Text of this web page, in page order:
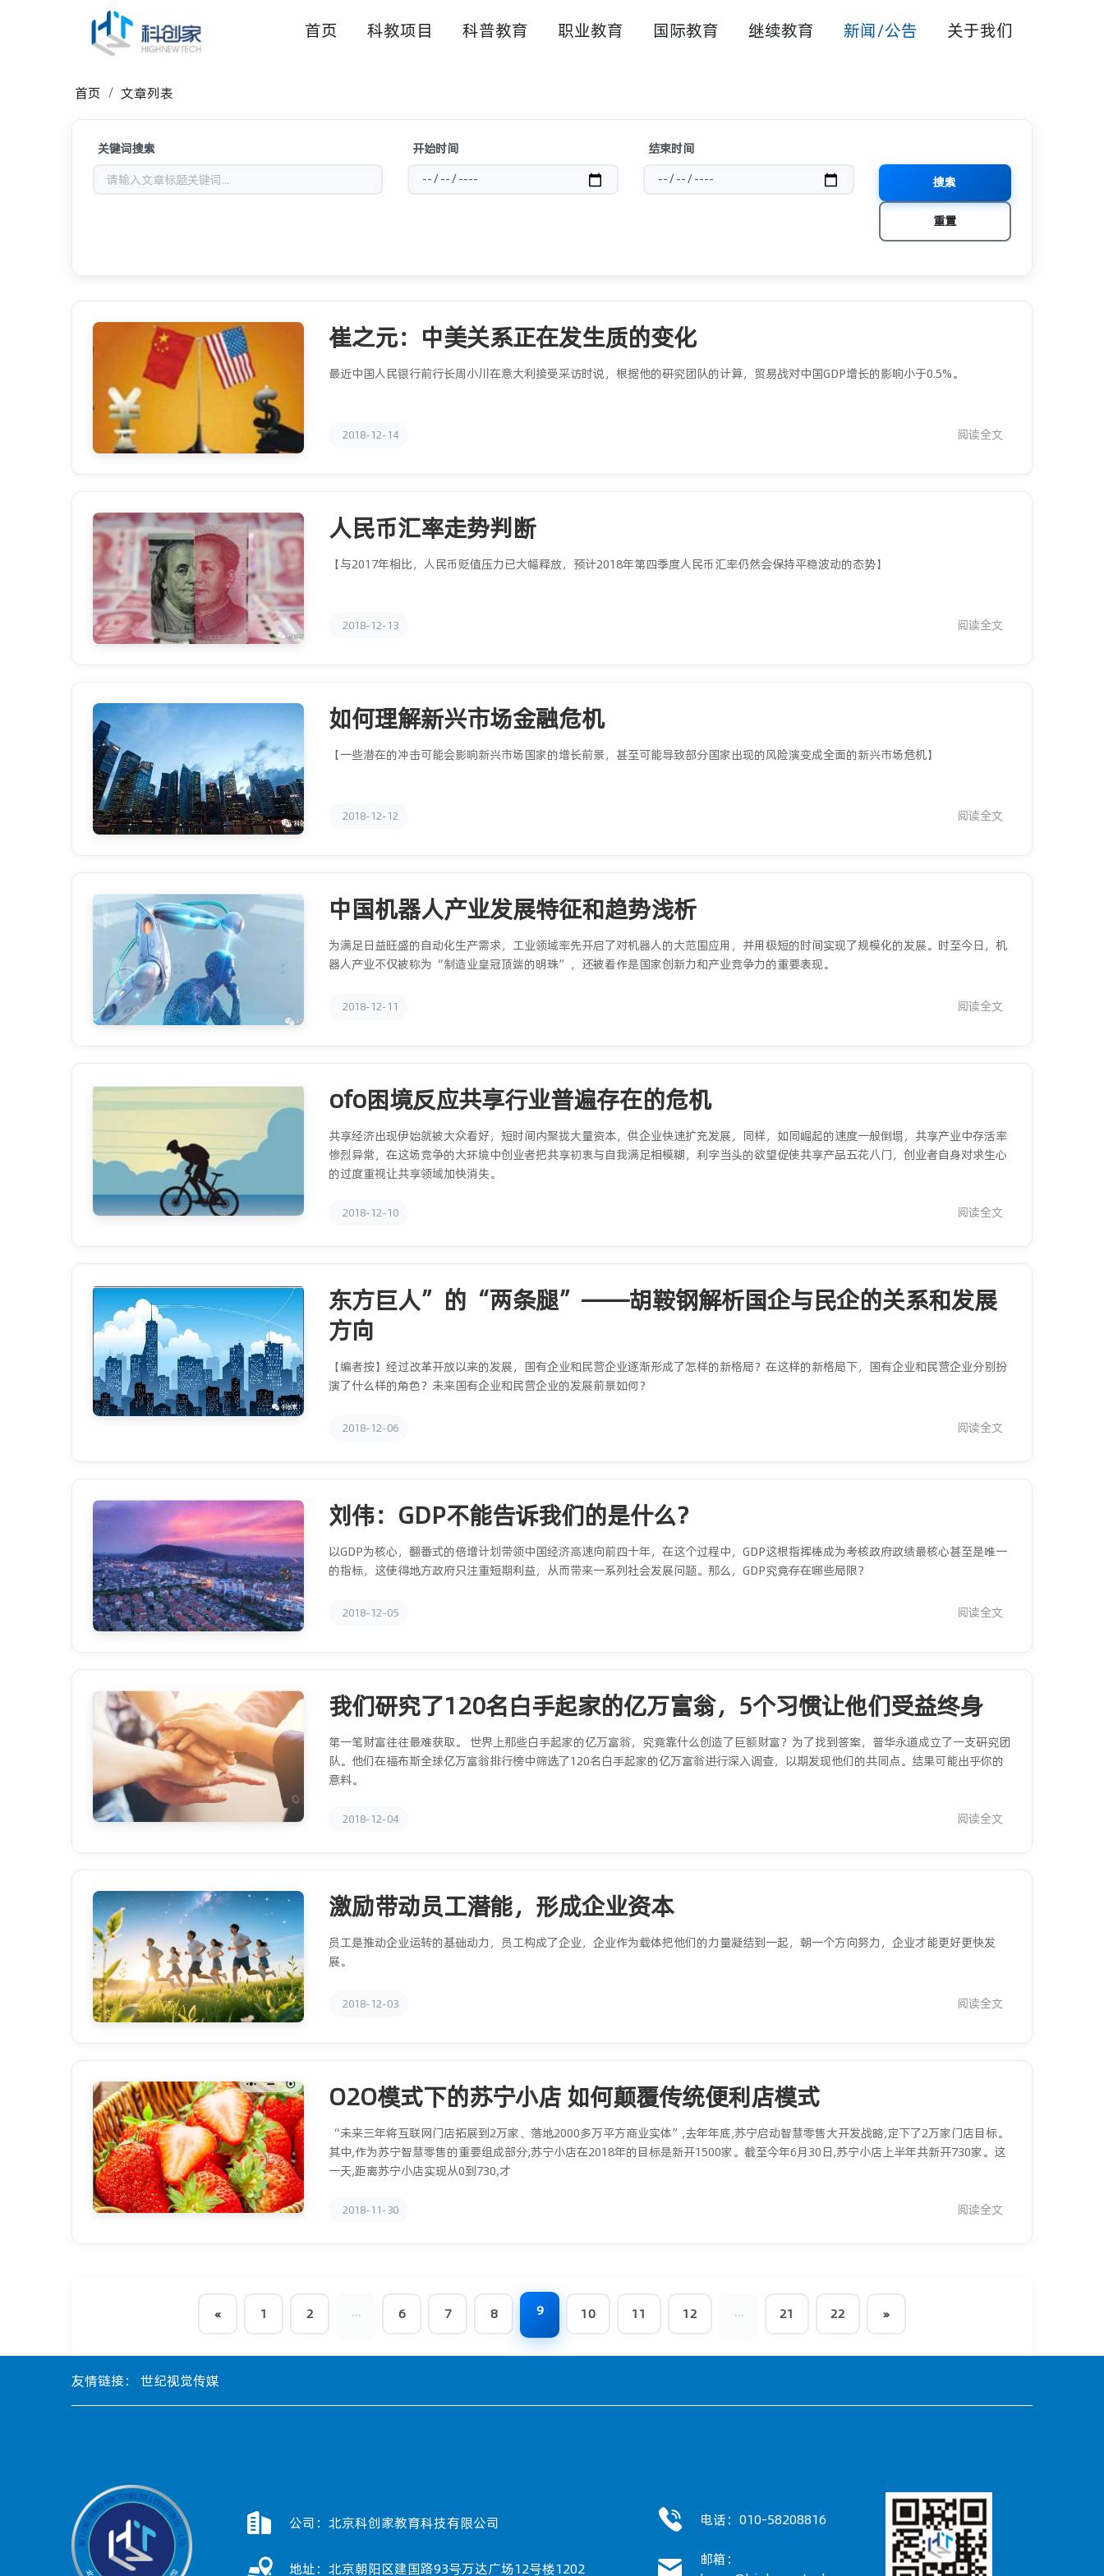
首页 科教项目 科普教育 职业教育 国际教育 继续教育 新闻/公告 关于我们
首页 文章列表
关键词搜索 开始时间 结束时间
搜索
重置
崔之元：中美关系正在发生质的变化
最近中国人民银行前行长周小川在意大利接受采访时说，根据他的研究团队的计算，贸易战对中国GDP增长的影响小于0.5%。
2018-12-14 阅读全文
人民币汇率走势判断
【与2017年相比，人民币贬值压力已大幅释放，预计2018年第四季度人民币汇率仍然会保持平稳波动的态势】
2018-12-13 阅读全文
如何理解新兴市场金融危机
【一些潜在的冲击可能会影响新兴市场国家的增长前景，甚至可能导致部分国家出现的风险演变成全面的新兴市场危机】
2018-12-12 阅读全文
中国机器人产业发展特征和趋势浅析
为满足日益旺盛的自动化生产需求，工业领域率先开启了对机器人的大范围应用，并用极短的时间实现了规模化的发展。时至今日，机
器人产业不仅被称为“制造业皇冠顶端的明珠”，还被看作是国家创新力和产业竞争力的重要表现。
2018-12-11 阅读全文
ofo困境反应共享行业普遍存在的危机
共享经济出现伊始就被大众看好，短时间内聚拢大量资本，供企业快速扩充发展，同样，如同崛起的速度一般倒塌，共享产业中存活率
惨烈异常，在这场竞争的大环境中创业者把共享初衷与自我满足相模糊，利字当头的欲望促使共享产品五花八门，创业者自身对求生心
的过度重视让共享领域加快消失。
2018-12-10 阅读全文
东方巨人”的“两条腿”——胡鞍钢解析国企与民企的关系和发展
方向
【编者按】经过改革开放以来的发展，国有企业和民营企业逐渐形成了怎样的新格局？在这样的新格局下，国有企业和民营企业分别扮
演了什么样的角色？未来国有企业和民营企业的发展前景如何？
2018-12-06 阅读全文
刘伟：GDP不能告诉我们的是什么？
以GDP为核心，翻番式的倍增计划带领中国经济高速向前四十年，在这个过程中，GDP这根指挥棒成为考核政府政绩最核心甚至是唯一
的指标，这使得地方政府只注重短期利益，从而带来一系列社会发展问题。那么，GDP究竟存在哪些局限？
2018-12-05 阅读全文
我们研究了120名白手起家的亿万富翁，5个习惯让他们受益终身
第一笔财富往往最难获取。 世界上那些白手起家的亿万富翁，究竟靠什么创造了巨额财富？为了找到答案，普华永道成立了一支研究团
队。他们在福布斯全球亿万富翁排行榜中筛选了120名白手起家的亿万富翁进行深入调查，以期发现他们的共同点。结果可能出乎你的
意料。
2018-12-04 阅读全文
激励带动员工潜能，形成企业资本
员工是推动企业运转的基础动力，员工构成了企业，企业作为载体把他们的力量凝结到一起，朝一个方向努力，企业才能更好更快发
展。
2018-12-03 阅读全文
O2O模式下的苏宁小店 如何颠覆传统便利店模式
“未来三年将互联网门店拓展到2万家、落地2000多万平方商业实体”,去年年底,苏宁启动智慧零售大开发战略,定下了2万家门店目标。
其中,作为苏宁智慧零售的重要组成部分,苏宁小店在2018年的目标是新开1500家。截至今年6月30日,苏宁小店上半年共新开730家。这
一天,距离苏宁小店实现从0到730,才
2018-11-30 阅读全文
« 1 2 ... 6 7 8 9 10 11 12 ... 21 22 »
友情链接： 世纪视觉传媒
公司：北京科创家教育科技有限公司
地址：北京朝阳区建国路93号万达广场12号楼1202
电话：010-58208816
邮箱：